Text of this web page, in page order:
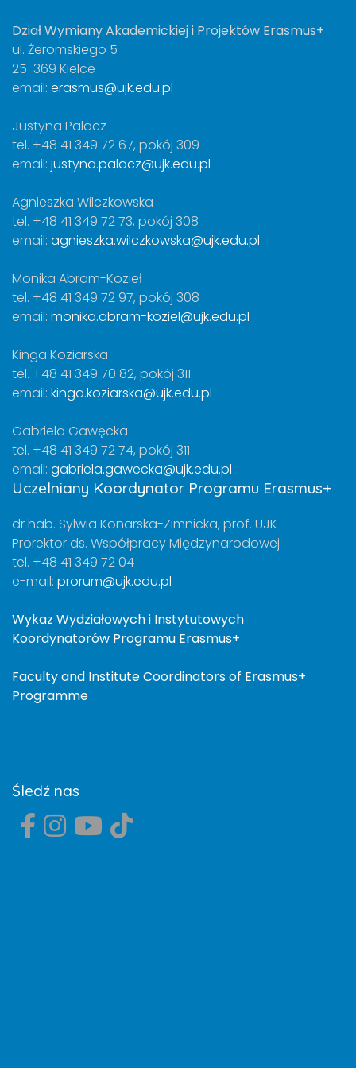
Dział Wymiany Akademickiej i Projektów Erasmus+
ul. Żeromskiego 5
25-369 Kielce
email: erasmus@ujk.edu.pl
Justyna Palacz
tel. +48 41 349 72 67, pokój 309
email: justyna.palacz@ujk.edu.pl
Agnieszka Wilczkowska
tel. +48 41 349 72 73, pokój 308
email: agnieszka.wilczkowska@ujk.edu.pl
Monika Abram-Kozieł
tel. +48 41 349 72 97, pokój 308
email: monika.abram-koziel@ujk.edu.pl
Kinga Koziarska
tel. +48 41 349 70 82, pokój 311
email: kinga.koziarska@ujk.edu.pl
Gabriela Gawęcka
tel. +48 41 349 72 74, pokój 311
email: gabriela.gawecka@ujk.edu.pl
Uczelniany Koordynator Programu Erasmus+
dr hab. Sylwia Konarska-Zimnicka, prof. UJK
Prorektor ds. Współpracy Międzynarodowej
tel. +48 41 349 72 04
e-mail: prorum@ujk.edu.pl
Wykaz Wydziałowych i Instytutowych
Koordynatorów Programu Erasmus+
Faculty and Institute Coordinators of Erasmus+
Programme
Śledź nas